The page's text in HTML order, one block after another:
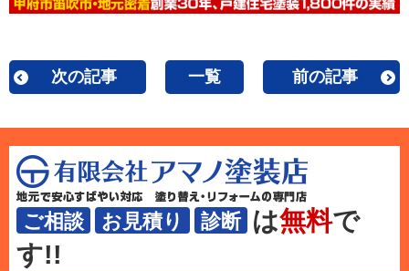
次の記事 一覧 前の記事
ご相談 お見積り 診断 は無料で
す!!